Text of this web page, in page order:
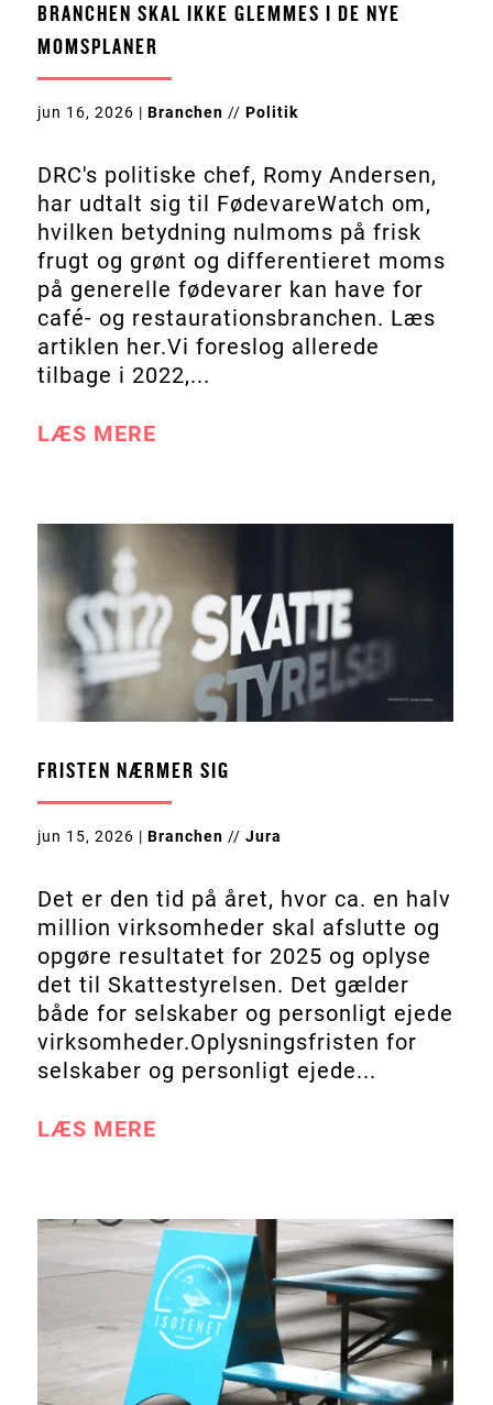
BRANCHEN SKAL IKKE GLEMMES I DE NYE
MOMSPLANER
jun 16, 2026 | Branchen // Politik
DRC's politiske chef, Romy Andersen,
har udtalt sig til FødevareWatch om,
hvilken betydning nulmoms på frisk
frugt og grønt og differentieret moms
på generelle fødevarer kan have for
café- og restaurationsbranchen. Læs
artiklen her.Vi foreslog allerede
tilbage i 2022,...
LÆS MERE
FRISTEN NÆRMER SIG
jun 15, 2026 | Branchen // Jura
Det er den tid på året, hvor ca. en halv
million virksomheder skal afslutte og
opgøre resultatet for 2025 og oplyse
det til Skattestyrelsen. Det gælder
både for selskaber og personligt ejede
virksomheder.Oplysningsfristen for
selskaber og personligt ejede...
LÆS MERE